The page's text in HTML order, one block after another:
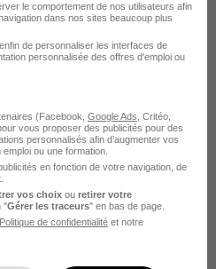
H/F
le comportement de nos utilisateurs afin
dans nos sites beaucoup plus
de personnaliser les interfaces de
personnalisée des offres d'emploi ou
(Facebook, Google Ads , Critéo,
vous proposer des publicités pour des
personnalisés afin d’augmenter vos
ou une formation.
en fonction de votre navigation, de
vos choix ou retirer votre
"Gérer les traceurs" en bas de page.
Politique de confidentialité et notre